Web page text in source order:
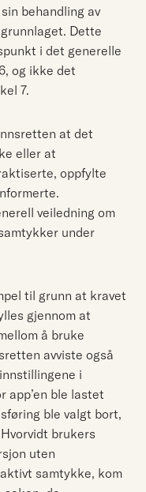
behandling av
Dette
i det generelle
og ikke det
7.
at det
eller at
oppfylte
veiledning om
under
til grunn at kravet
gjennom at
å bruke
avviste også
i
app’en ble lastet
ble valgt bort,
brukers
uten
samtykke, kom